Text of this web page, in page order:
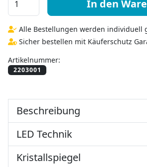
In den
Alle Bestellungen werden individuell
Sicher bestellen mit Käuferschutz
Artikelnummer:
Beschreibung
LED Technik
Kristallspiegel